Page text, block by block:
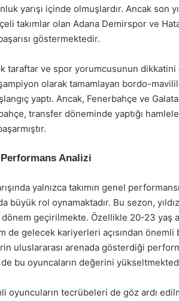
yarışı içinde olmuşlardır. Ancak son
takımlar olan Adana Demirspor ve
göstermektedir.
taraftar ve spor yorumcusunun dikkatini
olarak tamamlayan bordo-
yaptı. Ancak, Fenerbahçe ve
transfer döneminde yaptığı
Analizi
yalnızca takımın genel
büyük rol oynamaktadır. Bu sezon,
dönem geçirilmekte. Özellikle 20-23 yaş
de gelecek kariyerleri açısından
uluslararası arenada gösterdiği
bu oyuncaların değerini
oyuncuların tecrübeleri de göz ardı